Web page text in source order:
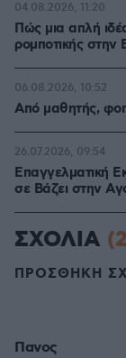
Πώς μια απλή
ρομποτικής στην
04.08.2026, 11:20
Από μαθητής,
06.08.2026, 10:52
Επαγγελματική
σε Bάζει στην
26.07.2026, 09:54
ΣΧΟΛΙΑ
ΠΡΟΣΘΗΚΗ
Πανος